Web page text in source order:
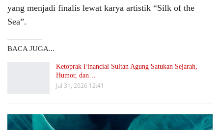
yang menjadi finalis lewat karya artistik “Silk of the
Sea”.
BACA JUGA...
Ketoprak Financial Sultan Agung Satukan Sejarah,
Humor, dan…
Jul 31, 2026 12:41